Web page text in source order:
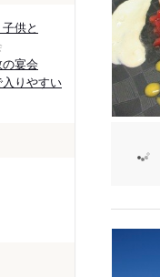
供と
宴会
りやすい